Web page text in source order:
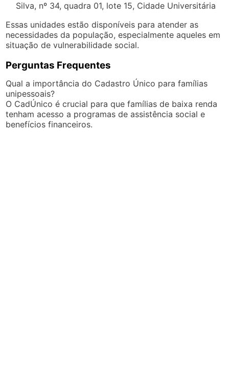
Silva, nº 34, quadra 01, lote 15, Cidade Universitária
Essas unidades estão disponíveis para atender as
necessidades da população, especialmente aqueles em
situação de vulnerabilidade social.
Perguntas Frequentes
Qual a importância do Cadastro Único para famílias
unipessoais?
O CadÚnico é crucial para que famílias de baixa renda
tenham acesso a programas de assistência social e
benefícios financeiros.